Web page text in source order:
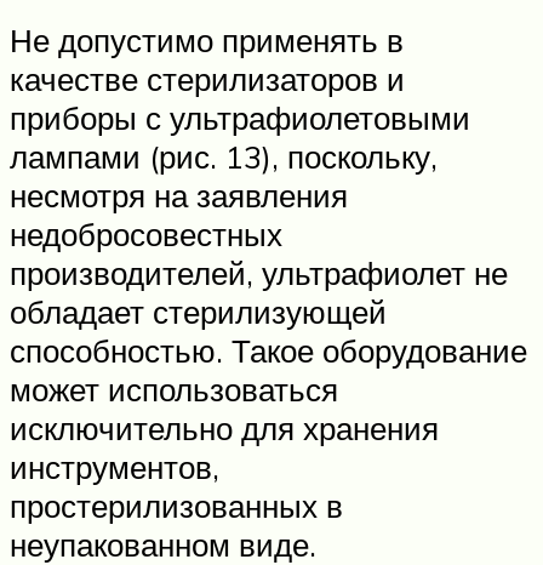
Не допустимо применять в
качестве стерилизаторов и
приборы с ультрафиолетовыми
лампами (рис. 13), поскольку,
несмотря на заявления
недобросовестных
производителей, ультрафиолет не
обладает стерилизующей
способностью. Такое оборудование
может использоваться
исключительно для хранения
инструментов,
простерилизованных в
неупакованном виде.